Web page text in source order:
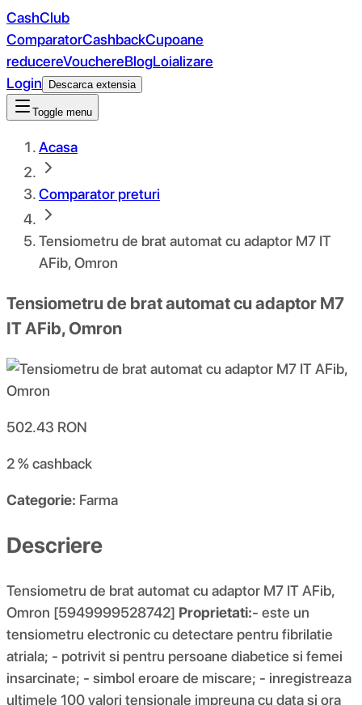
CashClub
ComparatorCashbackCupoane
reducereVouchereBlogLoializare
Login
Descarca extensia
Toggle menu
Acasa
Comparator preturi
Tensiometru de brat automat cu adaptor M7 IT
AFib, Omron
Tensiometru de brat automat cu adaptor M7
IT AFib, Omron
502.43 RON
2 %cashback
Categorie: Farma
Descriere
Tensiometru de brat automat cu adaptor M7 IT AFib,
Omron [5949999528742] Proprietati:- este un
tensiometru electronic cu detectare pentru fibrilatie
atriala; - potrivit si pentru persoane diabetice si femei
insarcinate; - simbol eroare de miscare; - inregistreaza
ultimele 100 valori tensionale impreuna cu data si ora